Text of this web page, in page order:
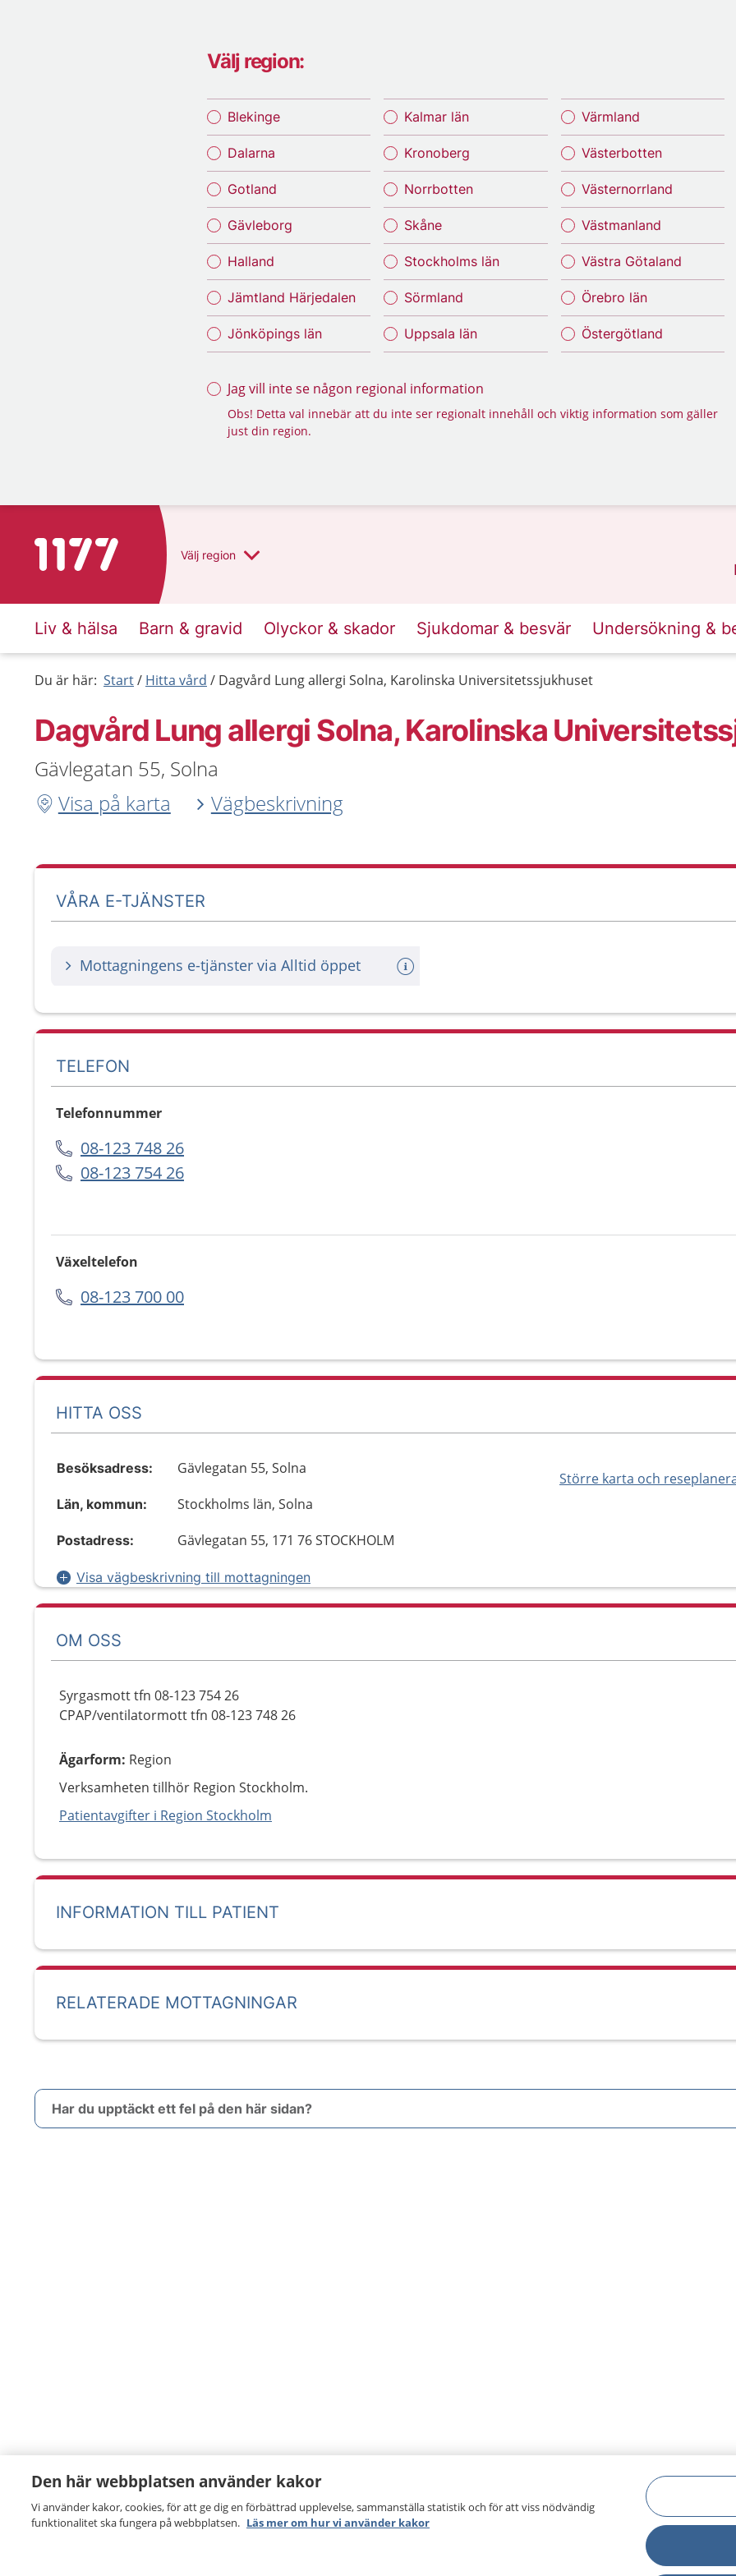
Välj region:
Blekinge
Dalarna
Gotland
Gävleborg
Halland
Jämtland Härjedalen
Jönköpings län
Kalmar län
Kronoberg
Norrbotten
Skåne
Stockholms län
Sörmland
Uppsala län
Värmland
Västerbotten
Västernorrland
Västmanland
Västra Götaland
Örebro län
Östergötland
Jag vill inte se någon regional information
Obs! Detta val innebär att du inte ser regionalt innehåll och viktig information som gäller
just din region.
Till startsidan för 1177 Välj region
Liv & hälsa Barn & gravid Olyckor & skador Sjukdomar & besvär Undersökning &
Du är här: Start Hitta vård Dagvård Lung allergi Solna, Karolinska Universitetssjukhuset
Dagvård Lung allergi Solna, Karolinska
Gävlegatan 55, Solna
Visa på karta
Vägbeskrivning
VÅRA E-TJÄNSTER
Mottagningens e-tjänster via Alltid öppet
TELEFON
Telefonnummer
08-123 748 26
08-123 754 26
Växeltelefon
08-123 700 00
HITTA OSS
Större karta och
Besöksadress: Gävlegatan 55, Solna
Län, kommun: Stockholms län, Solna
Postadress: Gävlegatan 55, 171 76 STOCKHOLM
Visa vägbeskrivning till mottagningen
OM OSS
Syrgasmott tfn 08-123 754 26
CPAP/ventilatormott tfn 08-123 748 26
Ägarform: Region
Verksamheten tillhör Region Stockholm.
Patientavgifter i Region Stockholm
INFORMATION TILL PATIENT
RELATERADE MOTTAGNINGAR
Har du upptäckt ett fel på den här sidan?
Den här webbplatsen använder kakor
Vi använder kakor, cookies, för att ge dig en förbättrad upplevelse, sammanställa statistik och för att viss nödvändig
funktionalitet ska fungera på webbplatsen. Läs mer om hur vi använder kakor